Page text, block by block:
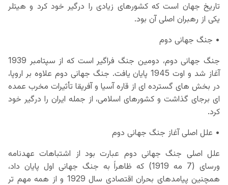
تاریخ جهان است که کشورهای زیادی را درگیر خود کرد و هیتلر
یکی از رهبران اصلی آن بود.
• جنگ جهانی دوم
جنگ جهانی دوم، دومین جنگ فراگیر است که از سپتامبر 1939
آغاز شد و اوت 1945 پایان یافت. جنگ جهانی دوم علاوه بر اروپا،
در بخش های گسترده ای از قاره آسیا و آفریقا تأثیرات مخرب عمده
ای برجای گذاشت و کشورهای اسلامی، از جمله ایران را درگیر خود
کرد.
• علل اصلی آغاز جنگ جهانی دوم
علل اصلی جنگ جهانی دوم عبارت بود از اشتباهات عهدنامه
ورسای (7 مه 1919) که ظاهراً به جنگ جهانی اول پایان داد،
همچنین پیامدهای بحران اقتصادی سال 1929 و از همه مهم تر